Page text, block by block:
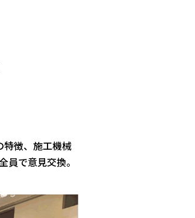
特徴、施工機械
で意見交換。